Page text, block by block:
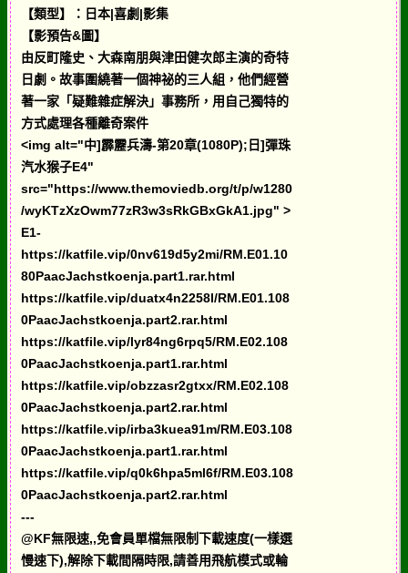
【類型】：日本|喜劇|影集
【影預告&圖】
由反町隆史、大森南朋與津田健次郎主演的奇特
日劇。故事圍繞著一個神祕的三人組，他們經營
著一家「疑難雜症解決」事務所，用自己獨特的
方式處理各種離奇案件
<img alt="中]霹靂兵濤-第20章(1080P);日]彈珠
汽水猴子E4"
src="https://www.themoviedb.org/t/p/w1280
/wyKTzXzOwm77zR3w3sRkGBxGkA1.jpg" >
E1-
https://katfile.vip/0nv619d5y2mi/RM.E01.10
80PaacJachstkoenja.part1.rar.html
https://katfile.vip/duatx4n2258l/RM.E01.108
0PaacJachstkoenja.part2.rar.html
https://katfile.vip/lyr84ng6rpq5/RM.E02.108
0PaacJachstkoenja.part1.rar.html
https://katfile.vip/obzzasr2gtxx/RM.E02.108
0PaacJachstkoenja.part2.rar.html
https://katfile.vip/irba3kuea91m/RM.E03.108
0PaacJachstkoenja.part1.rar.html
https://katfile.vip/q0k6hpa5ml6f/RM.E03.108
0PaacJachstkoenja.part2.rar.html
---
@KF無限速,,免會員單檔無限制下載速度(一樣選
慢速下),解除下載間隔時限,請善用飛航模式或輪